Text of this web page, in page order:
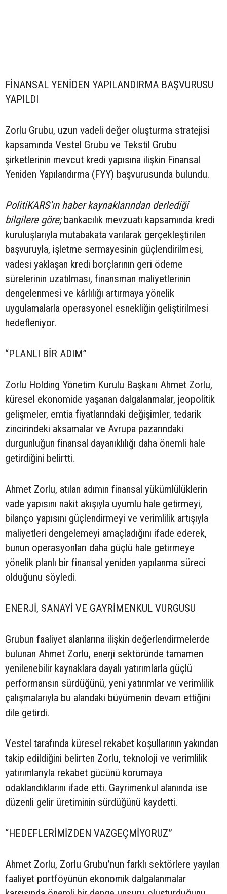
FİNANSAL YENİDEN YAPILANDIRMA BAŞVURUSU
YAPILDI
Zorlu Grubu, uzun vadeli değer oluşturma stratejisi
kapsamında Vestel Grubu ve Tekstil Grubu
şirketlerinin mevcut kredi yapısına ilişkin Finansal
Yeniden Yapılandırma (FYY) başvurusunda bulundu.
PolitiKARS’ın haber kaynaklarından derlediği
bilgilere göre;bankacılık mevzuatı kapsamında kredi
kuruluşlarıyla mutabakata varılarak gerçekleştirilen
başvuruyla, işletme sermayesinin güçlendirilmesi,
vadesi yaklaşan kredi borçlarının geri ödeme
sürelerinin uzatılması, finansman maliyetlerinin
dengelenmesi ve kârlılığı artırmaya yönelik
uygulamalarla operasyonel esnekliğin geliştirilmesi
hedefleniyor.
“PLANLI BİR ADIM”
Zorlu Holding Yönetim Kurulu Başkanı Ahmet Zorlu,
küresel ekonomide yaşanan dalgalanmalar, jeopolitik
gelişmeler, emtia fiyatlarındaki değişimler, tedarik
zincirindeki aksamalar ve Avrupa pazarındaki
durgunluğun finansal dayanıklılığı daha önemli hale
getirdiğini belirtti.
Ahmet Zorlu, atılan adımın finansal yükümlülüklerin
vade yapısını nakit akışıyla uyumlu hale getirmeyi,
bilanço yapısını güçlendirmeyi ve verimlilik artışıyla
maliyetleri dengelemeyi amaçladığını ifade ederek,
bunun operasyonları daha güçlü hale getirmeye
yönelik planlı bir finansal yeniden yapılanma süreci
olduğunu söyledi.
ENERJİ, SANAYİ VE GAYRİMENKUL VURGUSU
Grubun faaliyet alanlarına ilişkin değerlendirmelerde
bulunan Ahmet Zorlu, enerji sektöründe tamamen
yenilenebilir kaynaklara dayalı yatırımlarla güçlü
performansın sürdüğünü, yeni yatırımlar ve verimlilik
çalışmalarıyla bu alandaki büyümenin devam ettiğini
dile getirdi.
Vestel tarafında küresel rekabet koşullarının yakından
takip edildiğini belirten Zorlu, teknoloji ve verimlilik
yatırımlarıyla rekabet gücünü korumaya
odaklandıklarını ifade etti. Gayrimenkul alanında ise
düzenli gelir üretiminin sürdüğünü kaydetti.
“HEDEFLERİMİZDEN VAZGEÇMİYORUZ”
Ahmet Zorlu, Zorlu Grubu’nun farklı sektörlere yayılan
faaliyet portföyünün ekonomik dalgalanmalar